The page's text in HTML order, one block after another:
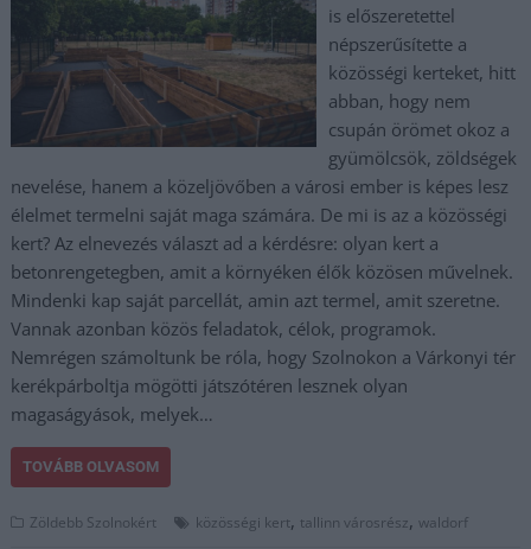
is előszeretettel
népszerűsítette a
közösségi kerteket, hitt
abban, hogy nem
csupán örömet okoz a
gyümölcsök, zöldségek
nevelése, hanem a közeljövőben a városi ember is képes lesz
élelmet termelni saját maga számára. De mi is az a közösségi
kert? Az elnevezés választ ad a kérdésre: olyan kert a
betonrengetegben, amit a környéken élők közösen művelnek.
Mindenki kap saját parcellát, amin azt termel, amit szeretne.
Vannak azonban közös feladatok, célok, programok.
Nemrégen számoltunk be róla, hogy Szolnokon a Várkonyi tér
kerékpárboltja mögötti játszótéren lesznek olyan
magaságyások, melyek…
TOVÁBB OLVASOM
Zöldebb Szolnokért közösségi kert, tallinn városrész,waldorf